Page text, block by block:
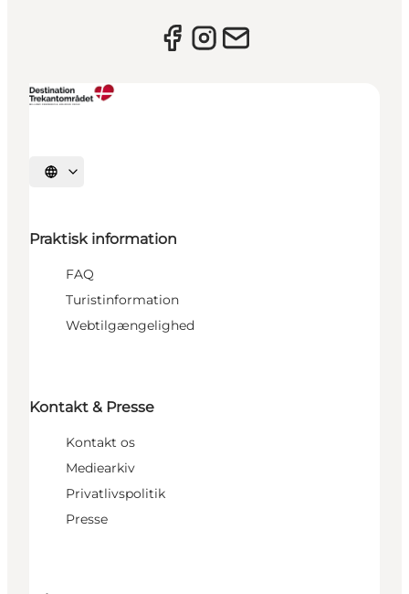
Vælg sprog
Praktisk information
FAQ
Turistinformation
Webtilgængelighed
Kontakt & Presse
Kontakt os
Mediearkiv
Privatlivspolitik
Presse